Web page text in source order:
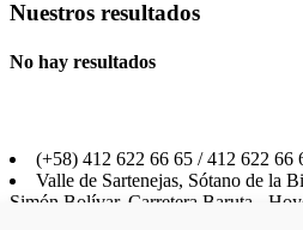
Nuestros resultados
No hay resultados
(+58) 412 622 66 65 / 412 622 66
Valle de Sartenejas, Sótano de la
Simón Bolívar, Carretera Baruta -